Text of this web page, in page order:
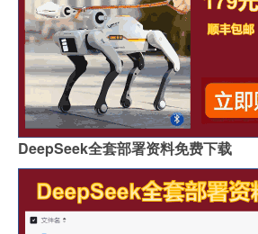
DeepSeek全套部署资料免费下载